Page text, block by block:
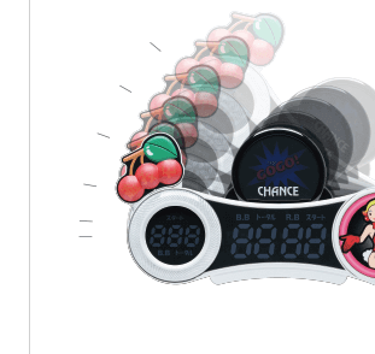
北電子製品販売ネットワーク
企業活動
企業活動